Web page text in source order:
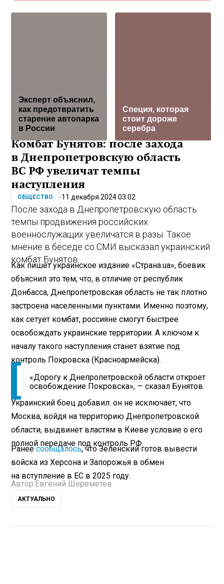
Эксперт объяснил,
как предотвратить
старение автопарка
в России
Специя, которая
стоит дороже
серебра
Комбат Бунятов: после захода
в Днепропетровскую область
ВС РФ увеличат темпы
наступления
ОБЩЕСТВО 11 декабря 2024 03:02
После захода в Днепропетровскую область
темпы продвижения российских
военнослужащих увеличатся в разы. Такое
мнение в беседе со СМИ высказал украинский
комбат Бунятов.
Как пишет украинское издание «Страна.ua», боевик
объяснил это тем, что, в отличие от республик
Донбасса, Днепропетровская область не так плотно
застроена населенными пунктами. Именно поэтому,
как сетует комбат, россияне смогут быстрее
освобождать украинские территории. А ключом к
началу такого наступления станет взятие под
контроль Покровска (Красноармейска).
«Дорогу к Днепропетровской области откроет
освобождение Покровска», — сказал Бунятов.
Украинский боец добавил: он не исключает, что
Москва, войдя на территорию Днепропетровской
области, выдвинет властям в Киеве условие о его
полной передаче под контроль РФ.
Ранеесообщалось, что Зеленский готов вывести
войска из Херсона и Запорожья в обмен
на вступление в ЕС в 2025 году.
Автор: Евгений Шереметев
АКТУАЛЬНО